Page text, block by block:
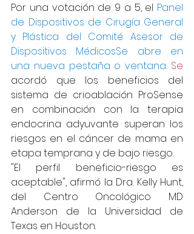
Por una votación de 9 a 5, el Panel
de Dispositivos de Cirugía General
y Plástica del Comité Asesor de
Dispositivos MédicosSe abre en
una nueva pestaña o ventana. Se
acordó que los beneficios del
sistema de crioablación ProSense
en combinación con la terapia
endocrina adyuvante superan los
riesgos en el cáncer de mama en
etapa temprana y de bajo riesgo.
"El perfil beneficio-riesgo es
aceptable", afirmó la Dra. Kelly Hunt,
del Centro Oncológico MD
Anderson de la Universidad de
Texas en Houston.